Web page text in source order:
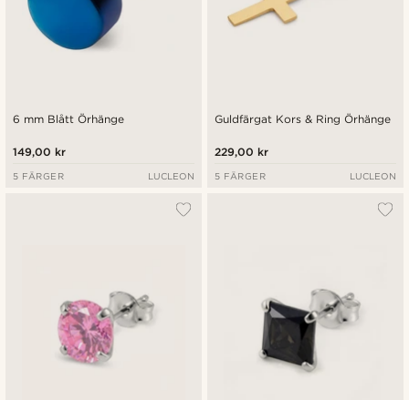
6 mm Blått Örhänge
149,00 kr
5 FÄRGER LUCLEON
Guldfärgat Kors & Ring Örhänge
229,00 kr
5 FÄRGER LUCLEON